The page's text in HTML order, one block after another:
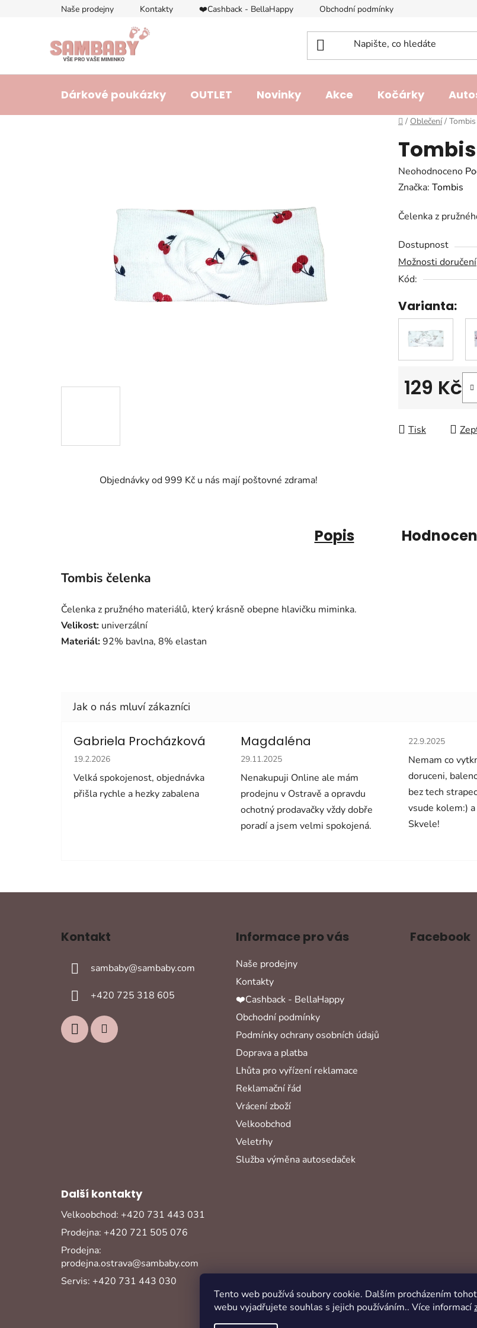
Tento web používá soubory cookie. Dalším procházením
webu vyjadřujete souhlas s jejich používáním.. Více informací
Naše prodejny Kontakty ❤️Cashback - BellaHappy Obchodní podmínky
Dárkové poukázky OUTLET Novinky Akce Kočárky
Domů
/ Oblečení /
Průměrné
hodnocení
je
z
5
hvězdiček.
Neohodnoceno
Značka: Tombis
Čelenka z
Dostupnost
Možnosti doručení
Kód:
Varianta:
129 Kč
Tisk
Objednávky od 999 Kč u nás mají poštovné zdrama!
Popis
Tombis čelenka
Čelenka z pružného materiálů, který krásně obepne hlavičku miminka.
Velikost: univerzální
Materiál:92% bavlna, 8% elastan
Gabriela Procházková
Hodnocení obchodu je 5 z 5 hvězdiček.
19.2.2026
Velká spokojenost, objednávka
přišla rychle a hezky zabalena
Magdaléna
Hodnocení obchodu je 5 z 5 hvězdiček.
29.11.2025
Nenakupuji Online ale mám
prodejnu v Ostravě a opravdu
ochotný prodavačky vždy dobře
poradí a jsem velmi spokojená.
Hodnocení
22.9.2025
Nemam co
doruceni,
bez tech
vsude kolem:)
Skvele!
Kontakt
sambaby@sambaby.com
+420 725 318 605
Informace pro vás
Naše prodejny
Kontakty
❤️Cashback - BellaHappy
Obchodní podmínky
Podmínky ochrany osobních údajů
Doprava a platba
Lhůta pro vyřízení reklamace
Reklamační řád
Vrácení zboží
Velkoobchod
Veletrhy
Služba výměna autosedaček
Facebook
Další kontakty
Velkoobchod: +420 731 443 031
Prodejna: +420 721 505 076
Prodejna:
prodejna.ostrava@sambaby.com
Servis: +420 731 443 030